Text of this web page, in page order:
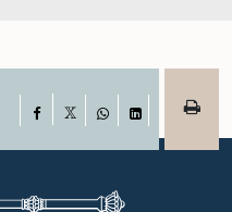
Facebook
WhatsAppLinkedIn